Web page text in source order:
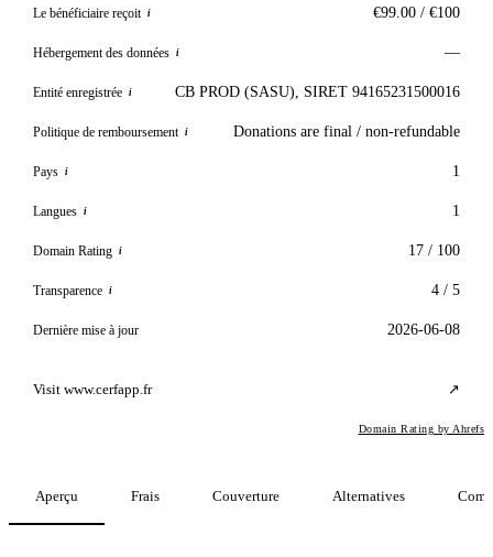
Le bénéficiaire reçoit i €99.00 / €100
Hébergement des données i —
Entité enregistrée i CB PROD (SASU), SIRET 94165231500016
Politique de remboursement i Donations are final / non-refundable
Pays i 1
Langues i 1
Domain Rating i 17 / 100
Transparence i 4 / 5
Dernière mise à jour 2026-06-08
Visit www.cerfapp.fr ↗
Domain Rating by Ahrefs
Aperçu Frais Couverture Alternatives